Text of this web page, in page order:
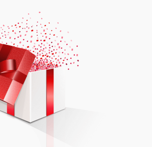
от 1000.00 ₽Выбрать
от 550.00 ₽ Выбрать
от 450.00 ₽